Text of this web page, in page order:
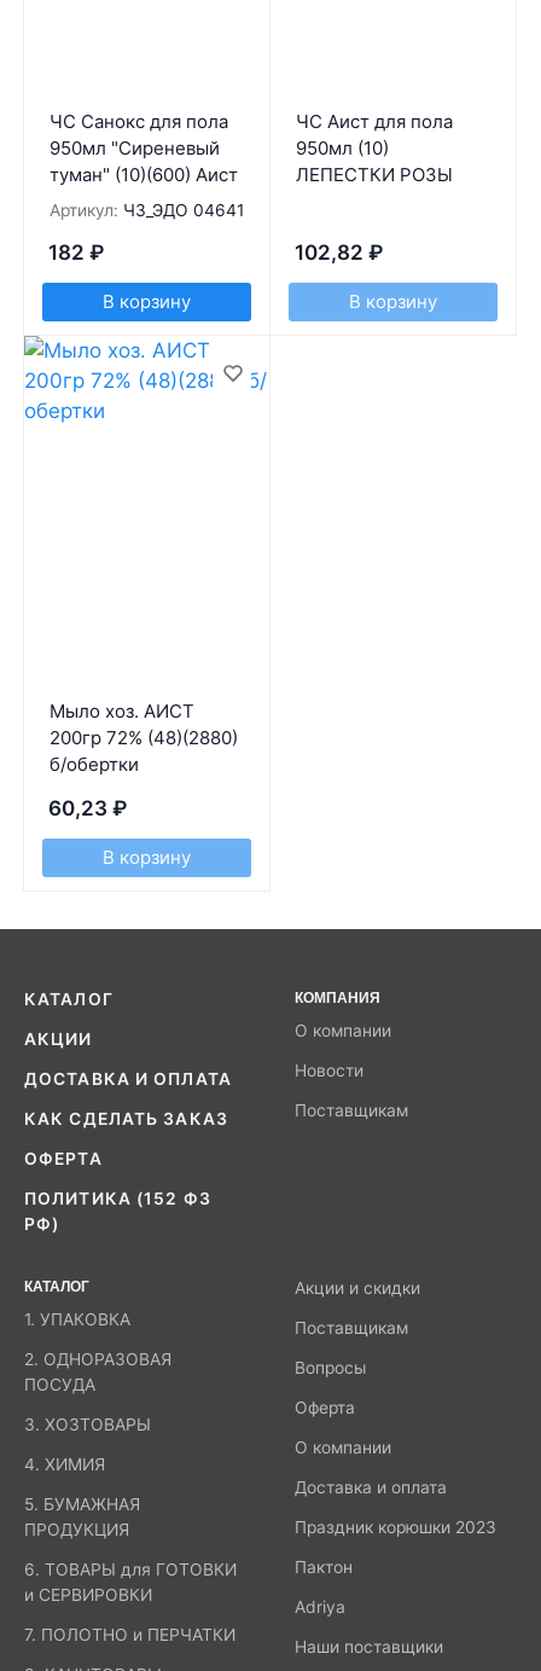
ЧС Санокс для пола
950мл "Сиреневый
туман" (10)(600) Аист
Артикул: ЧЗ_ЭДО 04641
182 ₽
В корзину
ЧС Аист для пола
950мл (10)
ЛЕПЕСТКИ РОЗЫ
102,82 ₽
В корзину
Мыло хоз. АИСТ
200гр 72% (48)(2880)
б/обертки
60,23 ₽
В корзину
КАТАЛОГ
АКЦИИ
ДОСТАВКА И ОПЛАТА
КАК СДЕЛАТЬ ЗАКАЗ
ОФЕРТА
ПОЛИТИКА (152 ФЗ
РФ)
КОМПАНИЯ
О компании
Новости
Поставщикам
КАТАЛОГ
1. УПАКОВКА
2. ОДНОРАЗОВАЯ
ПОСУДА
3. ХОЗТОВАРЫ
4. ХИМИЯ
5. БУМАЖНАЯ
ПРОДУКЦИЯ
6. ТОВАРЫ для ГОТОВКИ
и СЕРВИРОВКИ
7. ПОЛОТНО и ПЕРЧАТКИ
Акции и скидки
Поставщикам
Вопросы
Оферта
О компании
Доставка и оплата
Праздник корюшки 2023
Пактон
Adriya
Наши поставщики